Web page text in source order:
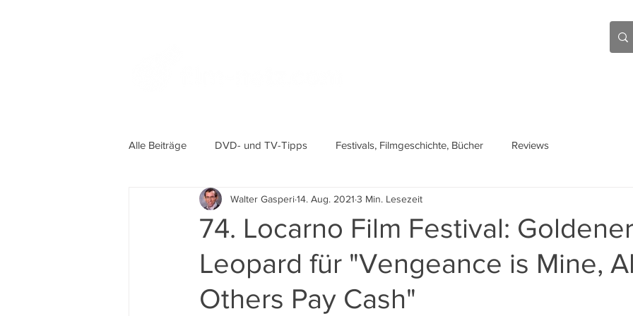
Alle Beiträge DVD- und TV-Tipps Festivals, Filmgeschichte, Bücher Reviews
74. Locarno Film Festival: Goldener
Leopard für "Vengeance is Mine,
Others Pay Cash"
Walter Gasperi14. Aug. 2021 3 Min. Lesezeit